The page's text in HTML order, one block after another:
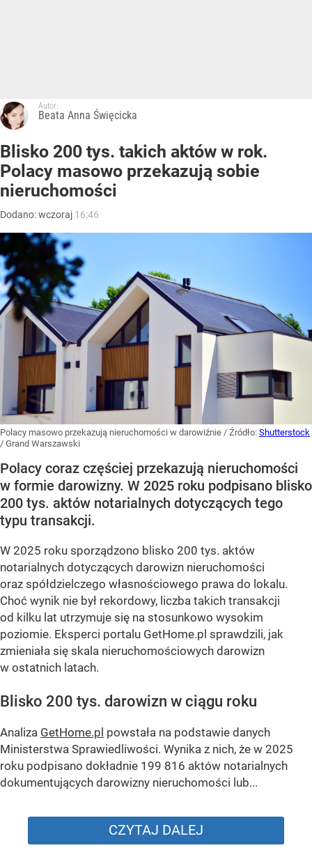
Autor:
Beata Anna Święcicka
Blisko 200 tys. takich aktów w rok.
Polacy masowo przekazują sobie
nieruchomości
Dodano:wczoraj 16:46
Polacy masowo przekazują nieruchomości w darowiźnie / Źródło: Shutterstock
/ Grand Warszawski
Polacy coraz częściej przekazują nieruchomości
w formie darowizny. W 2025 roku podpisano blisko
200 tys. aktów notarialnych dotyczących tego
typu transakcji.
W 2025 roku sporządzono blisko 200 tys. aktów
notarialnych dotyczących darowizn nieruchomości
oraz spółdzielczego własnościowego prawa do lokalu.
Choć wynik nie był rekordowy, liczba takich transakcji
od kilku lat utrzymuje się na stosunkowo wysokim
poziomie. Eksperci portalu GetHome.pl sprawdzili, jak
zmieniała się skala nieruchomościowych darowizn
w ostatnich latach.
Blisko 200 tys. darowizn w ciągu roku
Analiza GetHome.pl powstała na podstawie danych
Ministerstwa Sprawiedliwości. Wynika z nich, że w 2025
roku podpisano dokładnie 199 816 aktów notarialnych
dokumentujących darowizny nieruchomości lub...
CZYTAJ DALEJ